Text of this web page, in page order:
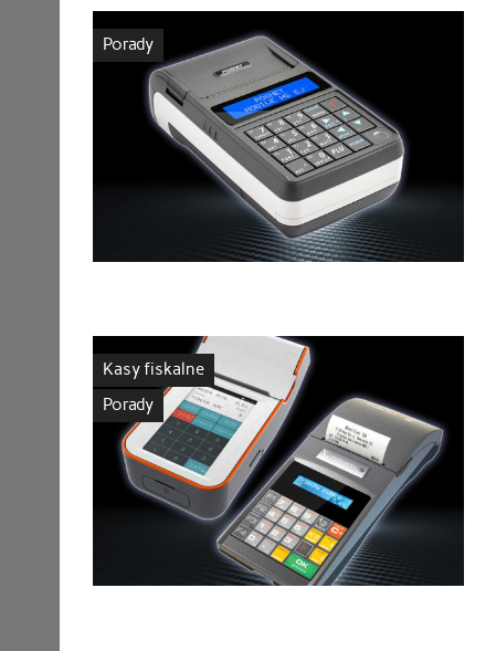
Porady
Kasy fiskalne
Porady